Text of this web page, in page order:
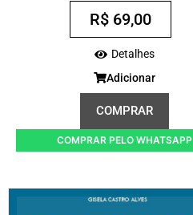
R$69,00
Detalhes
Adicionar
COMPRAR
COMPRAR PELO WHATSAPP